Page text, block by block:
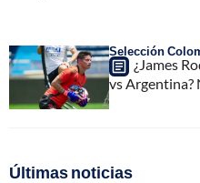
Selección
¿James
vs Argentina?
Últimas noticias